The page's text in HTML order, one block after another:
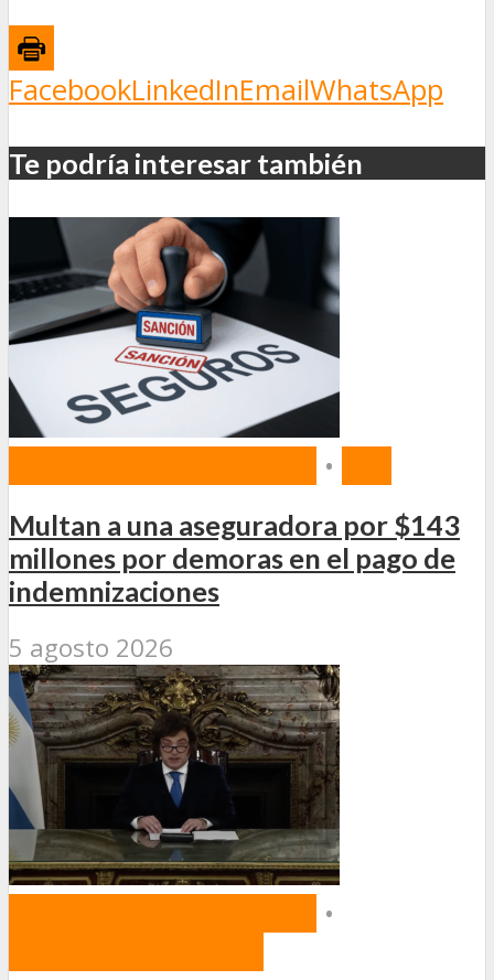
FacebookLinkedInEmailWhatsApp
Te podría interesar también
•
Multan a una aseguradora por $143
millones por demoras en el pago de
indemnizaciones
5 agosto 2026
•